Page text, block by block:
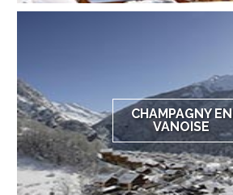
CHAMPAGNY EN
VANOISE